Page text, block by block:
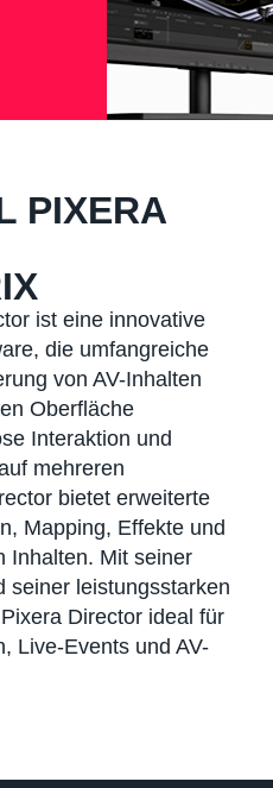
PIXERA
ist eine innovative
die umfangreiche
von AV-Inhalten
Oberfläche
Interaktion und
mehreren
bietet erweiterte
Mapping, Effekte und
Inhalten. Mit seiner
seiner leistungsstarken
Director ideal für
Live-Events und AV-